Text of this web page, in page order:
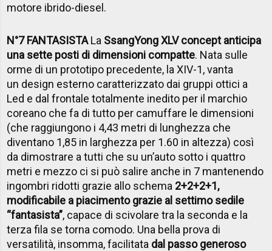
motore ibrido-diesel.
N°7 FANTASISTALa SsangYong XLV concept anticipa
una sette posti di dimensioni compatte. Nata sulle
orme di un prototipo precedente, la XIV-1, vanta
un design esterno caratterizzato dai gruppi ottici a
Led e dal frontale totalmente inedito per il marchio
coreano che fa di tutto per camuffare le dimensioni
(che raggiungono i 4,43 metri di lunghezza che
diventano 1,85 in larghezza per 1.60 in altezza) così
da dimostrare a tutti che su un’auto sotto i quattro
metri e mezzo ci si può salire anche in 7 mantenendo
ingombri ridotti grazie allo schema 2+2+2+1,
modificabile a piacimento grazie al settimo sedile
“fantasista”, capace di scivolare tra la seconda e la
terza fila se torna comodo. Una bella prova di
versatilità, insomma, facilitata dal passo generoso